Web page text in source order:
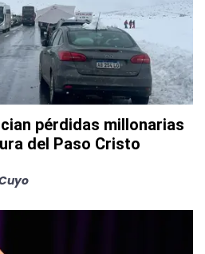
pérdidas millonarias
del Paso Cristo